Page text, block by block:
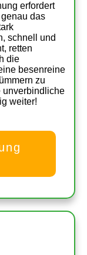
erfordert
das
schnell und
retten
die
besenreine
zu
unverbindliche
weiter!